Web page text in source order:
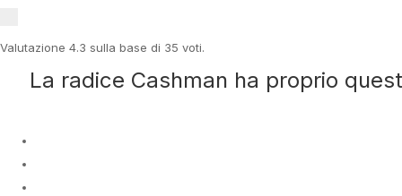
Valutazione 4.3 sulla base di 35 voti.
La radice Cashman ha proprio